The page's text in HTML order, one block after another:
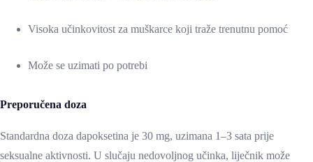
Visoka učinkovitost za muškarce koji traže trenutnu pomoć
Može se uzimati po potrebi
Preporučena doza
Standardna doza dapoksetina je 30 mg, uzimana 1–3 sata prije
seksualne aktivnosti. U slučaju nedovoljnog učinka, liječnik može